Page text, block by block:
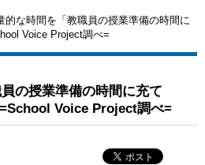
的な時間を「教職員の授業準備の時間に
Voice Project調べ=
の授業準備の時間に充て
Voice Project調べ=